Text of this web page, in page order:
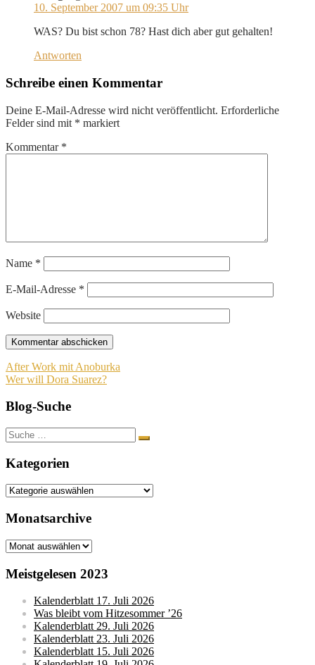
10. September 2007 um 09:35 Uhr
WAS? Du bist schon 78? Hast dich aber gut gehalten!
Antworten
Schreibe einen Kommentar
Deine E-Mail-Adresse wird nicht veröffentlicht. Erforderliche
Felder sind mit * markiert
Kommentar *
Name *
E-Mail-Adresse *
Website
Beitragsnavigation
After Work mit Anoburka
Wer will Dora Suarez?
Blog-Suche
Suche
nach:
Kategorien
Kategorien
Monatsarchive
Monatsarchive
Meistgelesen 2023
Kalenderblatt 17. Juli 2026
Was bleibt vom Hitzesommer ’26
Kalenderblatt 29. Juli 2026
Kalenderblatt 23. Juli 2026
Kalenderblatt 15. Juli 2026